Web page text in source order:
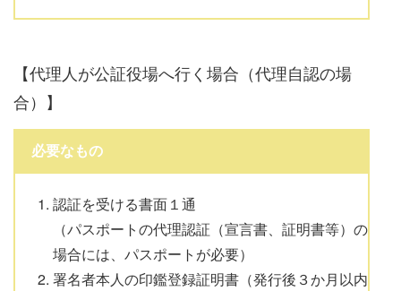
【代理人が公証役場へ行く場合（代理自認の場
合）】
必要なもの
認証を受ける書面１通
（パスポートの代理認証（宣言書、証明書等）の
場合には、パスポートが必要）
署名者本人の印鑑登録証明書（発行後３か月以内